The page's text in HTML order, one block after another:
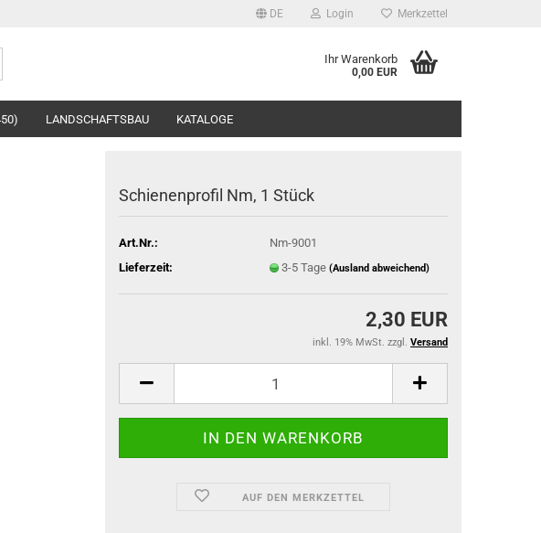
DE Login Merkzettel
Ihr Warenkorb
0,00 EUR
LANDSCHAFTSBAU KATALOGE
Schienenprofil Nm, 1 Stück
Art.Nr.:
Nm-9001
Lieferzeit:
3-5 Tage (Ausland abweichend)
2,30 EUR
inkl. 19% MwSt. zzgl. Versand
AUF DEN MERKZETTEL